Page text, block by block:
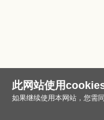
此网站使用
如果继续使用本网站，您需